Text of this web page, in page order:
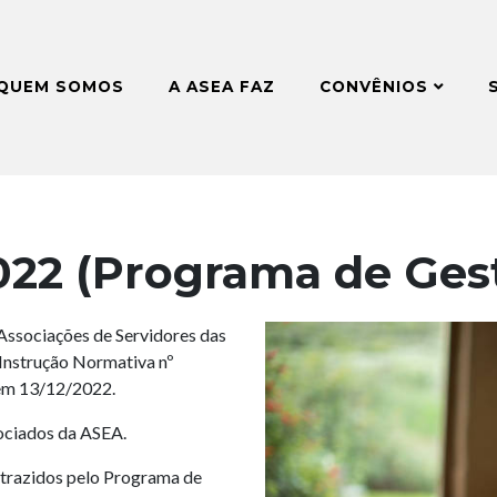
SOMOS A ASEA FAZ CONVÊNIOS
(Programa de
de Servidores das
Normativa nº
13/12/2022.
da ASEA.
pelo Programa de